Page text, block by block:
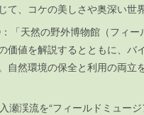
て、コケの美しさや奥深い世
「天然の野外博物館（フィー
価値を解説するとともに、バ
自然環境の保全と利用の両立
瀬渓流を“フィールドミュー